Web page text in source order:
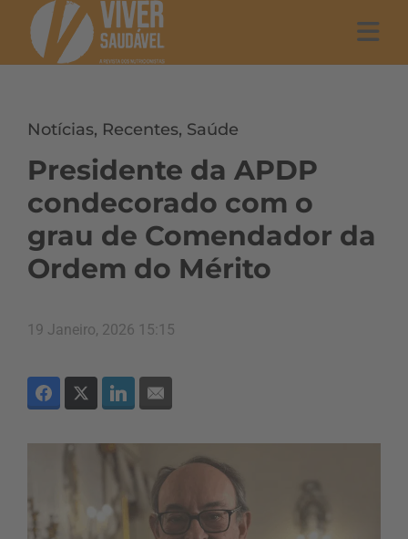
Notícias, Recentes, Saúde
Presidente da APDP
condecorado com o
grau de Comendador da
Ordem do Mérito
19 Janeiro, 2026 15:15